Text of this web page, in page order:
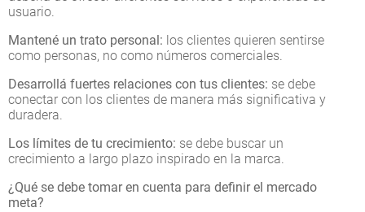
usuario.
Mantené un trato personal: los clientes quieren sentirse
como personas, no como números comerciales.
Desarrollá fuertes relaciones con tus clientes: se debe
conectar con los clientes de manera más significativa y
duradera.
Los límites de tu crecimiento: se debe buscar un
crecimiento a largo plazo inspirado en la marca.
¿Qué se debe tomar en cuenta para definir el mercado
meta?